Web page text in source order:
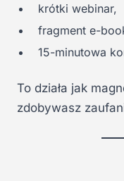
krótki webinar,
fragment e-
15-minutowa
To działa jak
zdobywasz